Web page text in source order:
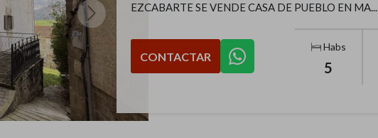
EZCABARTE SE VENDE CASA DE PUEBLO EN MA...
CONTACTAR
Habs
5